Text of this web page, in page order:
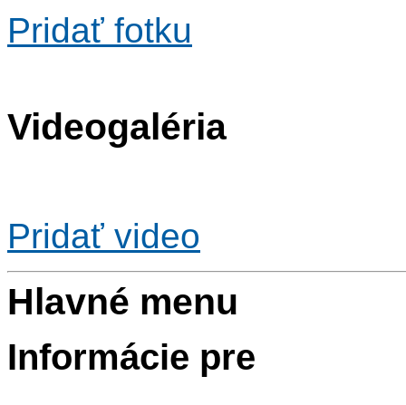
Pridať fotku
Videogaléria
Pridať video
Hlavné menu
Informácie pre